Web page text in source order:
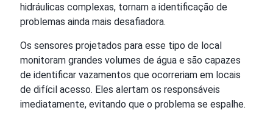
hidráulicas complexas, tornam a identificação de
problemas ainda mais desafiadora.
Os sensores projetados para esse tipo de local
monitoram grandes volumes de água e são capazes
de identificar vazamentos que ocorreriam em locais
de difícil acesso. Eles alertam os responsáveis
imediatamente, evitando que o problema se espalhe.